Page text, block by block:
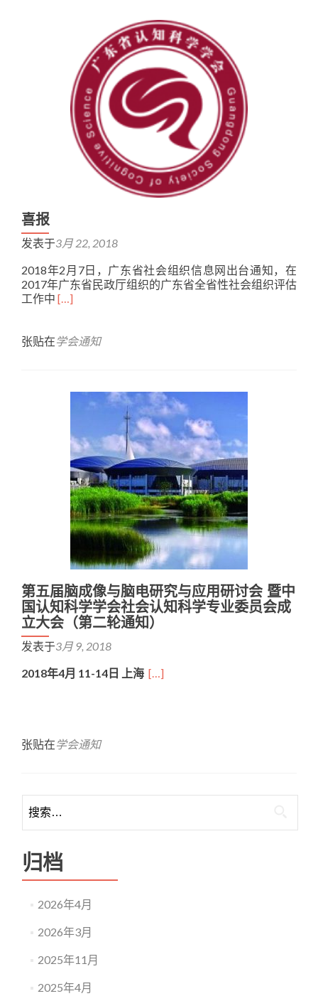
喜报
发表于3月 22, 2018
2018年2月7日，广东省社会组织信息网出台通知，在
2017年广东省民政厅组织的广东省全省性社会组织评估
工作中 Read
喜
[…]
张贴在学会通知
第五届脑成像与脑电研究与应用研讨会 暨中
国认知科学学会社会认知科学专业委员会成
立大会（第二轮通知）
发表于3月 9, 2018
2018年4月 11-14日 上海 […]
张贴在学会通知
归档
2026年4月
2026年3月
2025年11月
2025年4月